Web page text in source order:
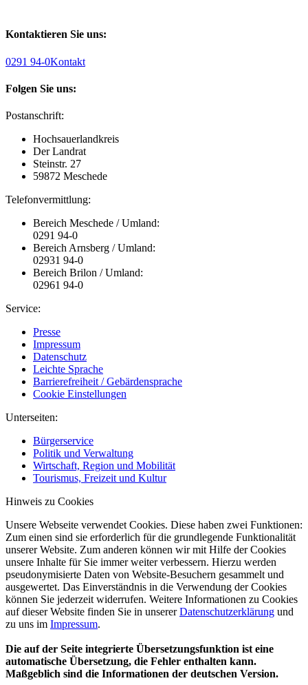
Kontaktieren Sie uns:
0291 94-0Kontakt
Folgen Sie uns:
Postanschrift:
Hochsauerlandkreis
Der Landrat
Steinstr. 27
59872 Meschede
Telefonvermittlung:
Bereich Meschede / Umland:
0291 94-0
Bereich Arnsberg / Umland:
02931 94-0
Bereich Brilon / Umland:
02961 94-0
Service:
Presse
Impressum
Datenschutz
Leichte Sprache
Barrierefreiheit / Gebärdensprache
Cookie Einstellungen
Unterseiten:
Bürgerservice
Politik und Verwaltung
Wirtschaft, Region und Mobilität
Tourismus, Freizeit und Kultur
Hinweis zu Cookies
Unsere Webseite verwendet Cookies. Diese haben zwei Funktionen:
Zum einen sind sie erforderlich für die grundlegende Funktionalität
unserer Website. Zum anderen können wir mit Hilfe der Cookies
unsere Inhalte für Sie immer weiter verbessern. Hierzu werden
pseudonymisierte Daten von Website-Besuchern gesammelt und
ausgewertet. Das Einverständnis in die Verwendung der Cookies
können Sie jederzeit widerrufen. Weitere Informationen zu Cookies
auf dieser Website finden Sie in unsererDatenschutzerklärung und
zu uns im Impressum.
Die auf der Seite integrierte Übersetzungsfunktion ist eine
automatische Übersetzung, die Fehler enthalten kann.
Maßgeblich sind die Informationen der deutschen Version.